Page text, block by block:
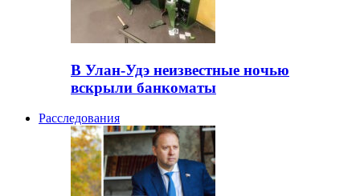
В Улан-Удэ неизвестные ночью
вскрыли банкоматы
Расследования